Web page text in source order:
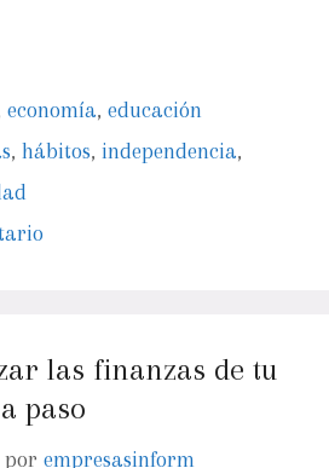
economía,educación
, hábitos, independencia,
las finanzas de tu
paso
por empresasinform